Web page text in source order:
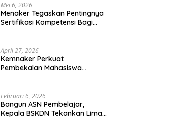
Mei 6, 2026
Menaker Tegaskan Pentingnya
Sertifikasi Kompetensi Bagi
April 27, 2026
Kemnaker Perkuat
Pembekalan Mahasiswa
Februari 6, 2026
Bangun ASN Pembelajar,
Kepala BSKDN Tekankan Lima